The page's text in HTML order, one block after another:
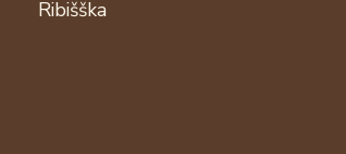
Ribišška